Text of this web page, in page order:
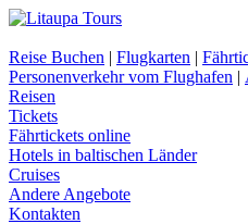
Reise Buchen | Flugkarten |
Personenverkehr vom Flughafen |
Reisen
Tickets
Fährtickets online
Hotels in baltischen Länder
Cruises
Andere Angebote
Kontakten